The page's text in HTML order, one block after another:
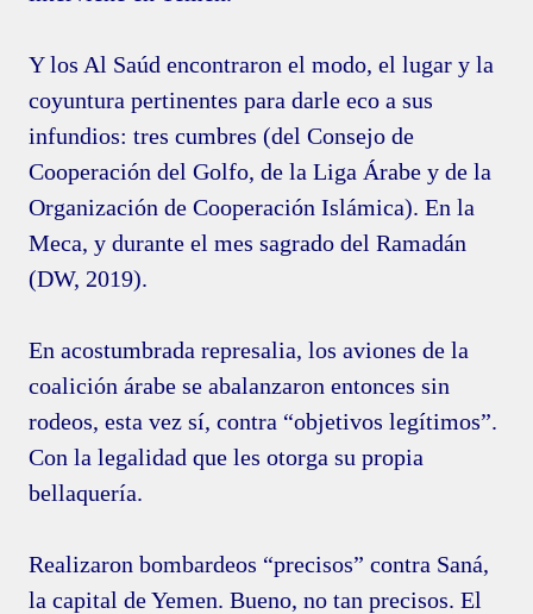
Y los Al Saúd encontraron el modo, el lugar y la
coyuntura pertinentes para darle eco a sus
infundios: tres cumbres (del Consejo de
Cooperación del Golfo, de la Liga Árabe y de la
Organización de Cooperación Islámica). En la
Meca, y durante el mes sagrado del Ramadán
(DW, 2019).
En acostumbrada represalia, los aviones de la
coalición árabe se abalanzaron entonces sin
rodeos, esta vez sí, contra “objetivos legítimos”.
Con la legalidad que les otorga su propia
bellaquería.
Realizaron bombardeos “precisos” contra Saná,
la capital de Yemen. Bueno, no tan precisos. El